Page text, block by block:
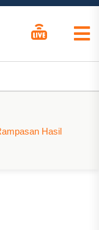
Hasil